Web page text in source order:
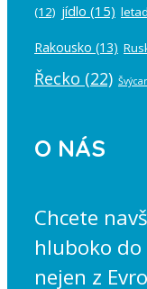
(12) jídlo (15)
Rakousko (13)
Řecko (22)
O NÁS
Chcete
hluboko do
nejen z